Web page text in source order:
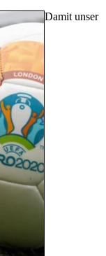
Damit unser